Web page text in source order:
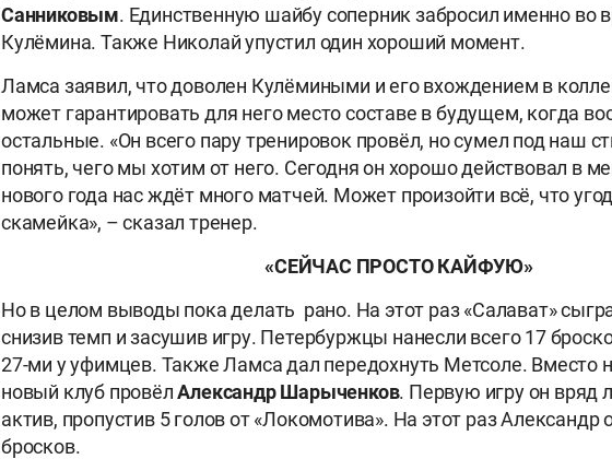
Санниковым. Единственную шайбу соперник забросил именно во
Кулёмина. Также Николай упустил один хороший момент.
Ламса заявил, что доволен Кулёмиными и его вхождением в
может гарантировать для него место составе в будущем, когда
остальные. «Он всего пару тренировок провёл, но сумел под наш
понять, чего мы хотим от него. Сегодня он хорошо действовал в
нового года нас ждёт много матчей. Может произойти всё, что
скамейка», – сказал тренер.
«СЕЙЧАС ПРОСТО КАЙФУЮ»
Но в целом выводы пока делать рано. На этот раз «Салават»
снизив темп и засушив игру. Петербуржцы нанесли всего 17
27-ми у уфимцев. Также Ламса дал передохнуть Метсоле. Вместо
новый клуб провёлАлександр Шарыченков. Первую игру он вряд
актив, пропустив 5 голов от «Локомотива». На этот раз Александр
бросков.